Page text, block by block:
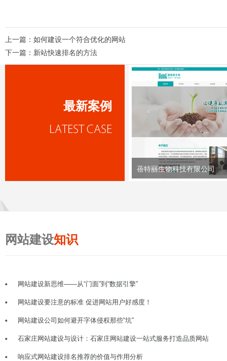
上一篇： 如何建设一个符合优化的网站
下一篇： 新站快速排名的方法
最新案例
蓓特丽生物科技有限公司
网站建设知识
网站建设新思维——从“门面”到“数据引擎”
网站建设要注意的标准 促进网站用户好感度！
网站建设公司如何避开字体侵权那些“坑”
石家庄网站建设与设计：石家庄网站建设一站式服务打造品质网站
响应式网站建设排名推荐的价值与作用分析